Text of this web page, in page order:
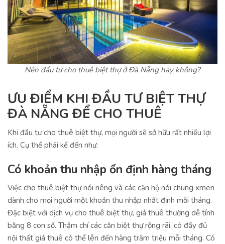
Nên đầu tư cho thuê biệt thự ở Đà Nẵng hay không?
ƯU ĐIỂM KHI ĐẦU TƯ BIỆT THỰ
ĐÀ NẴNG ĐỂ CHO THUÊ
Khi đầu tư cho thuê biệt thự, mọi người sẽ sở hữu rất nhiều lợi
ích. Cụ thể phải kể đến như:
Có khoản thu nhập ổn định hàng tháng
Việc cho thuê biệt thự nói riêng và các căn hộ nói chung xmen
dành cho mọi người một khoản thu nhập nhất định mỗi tháng.
Đặc biệt với dịch vụ cho thuê biệt thự, giá thuê thường dễ tính
bằng 8 con số. Thậm chí các căn biệt thự rộng rãi, có đầy đủ
nội thất giá thuê có thể lên đến hàng trăm triệu mỗi tháng. Có